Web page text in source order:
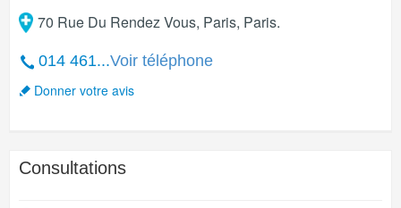
70 Rue Du Rendez Vous, Paris, Paris.
014 461...Voir téléphone
Donner votre avis
Consultations